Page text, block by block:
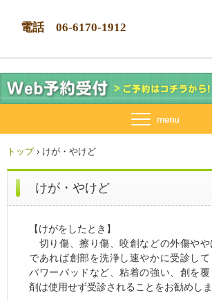
電話 06-6170-1912
トップ › けが・やけど
けが・やけど
【けがをしたとき】
切り傷、擦り傷、咬創などの外傷やや
であれば創部を洗浄し速やかに受診し
パワーパッドなど、粘着の強い、創を
剤は使用せず受診されることをお勧めしま